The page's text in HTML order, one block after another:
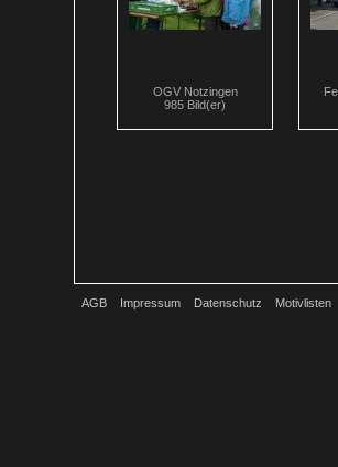
OGV Notzingen
985 Bild(er)
AGB Impressum Datenschutz Motivlisten